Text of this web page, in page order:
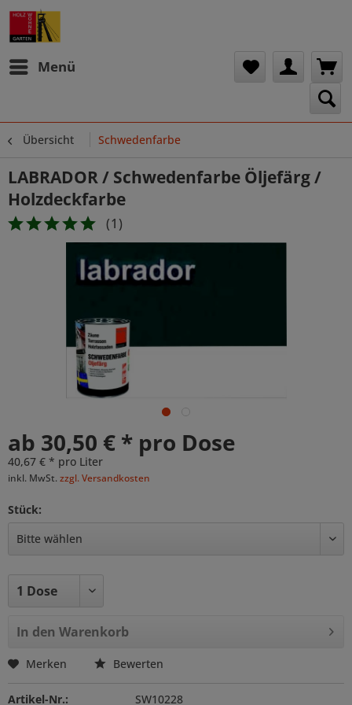
Menü
Übersicht Schwedenfarbe
LABRADOR / Schwedenfarbe Öljefärg /
Holzdeckfarbe
(1 )
ab 30,50 € * pro Dose
40,67 € * pro Liter
inkl. MwSt. zzgl. Versandkosten
Stück:
In den Warenkorb
Merken Bewerten
Artikel-Nr.: SW10228